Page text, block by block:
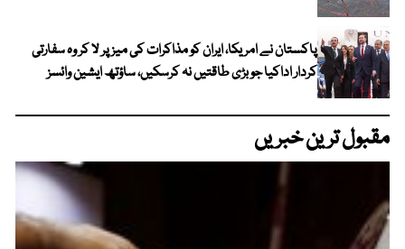
پاکستان نے امریکا، ایران کو مذاکرات کی میز پر لا کر وہ سفارتی
کردار اداکیا جو بڑی طاقتیں نہ کرسکیں، ساؤتھ ایشین وائسز
مقبول ترین خبریں